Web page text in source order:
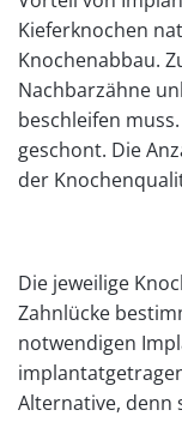
Kieferknochen
Knochenabbau.
Nachbarzähne
beschleifen
geschont. Die
der
Die jeweilige
Zahnlücke
notwendigen
Alternative, denn